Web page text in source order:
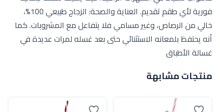
فورية لأي طقم تقديم. العناية والصحة: الزجاج طبيعي 100%،
خالي من الرصاص، وغير مسامي فلا يتفاعل مع المشروبات. كما
أنه يحتفظ بلمعانه الاستثنائي حتى بعد غسله لمرات عديدة في
غسالة الأطباق
منتجات مشابهة